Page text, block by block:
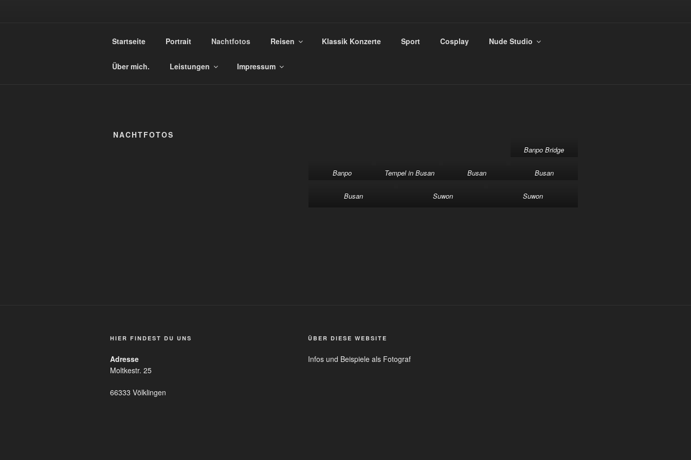
KLAUS HINZE FOTO
Startseite Portrait Nachtfotos Reisen Klassik Konzerte Sport Cosplay Nude Studio
Über mich. Leistungen Impressum
NACHTFOTOS
Banpo Bridge
Banpo Tempel in Busan Busan Busan
Busan Suwon Suwon
HIER FINDEST DU UNS
Adresse
Moltkestr. 25
66333 Völklingen
ÜBER DIESE WEBSITE
Infos und Beispiele als Fotograf